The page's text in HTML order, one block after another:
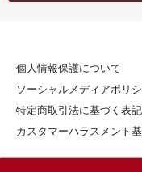
個人情報保護について
ソーシャルメディアポリ
特定商取引法に基づく表記
カスタマーハラスメント